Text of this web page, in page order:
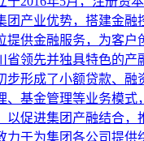
团产业优势，搭建金融
提供金融服务，为客户
省领先并独具特色的产
步形成了小额贷款、融
、基金管理等业务模式
以促进集团产融结合，
力于为集团各公司提供